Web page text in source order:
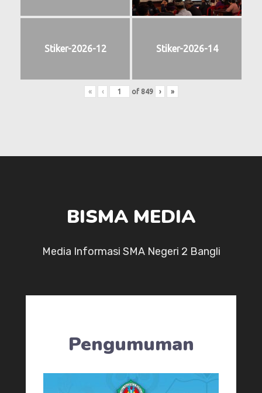
Stiker-2026-12 Stiker-2026-14
« ‹ of 849 › »
BISMA MEDIA
Media Informasi SMA Negeri 2 Bangli
Pengumuman